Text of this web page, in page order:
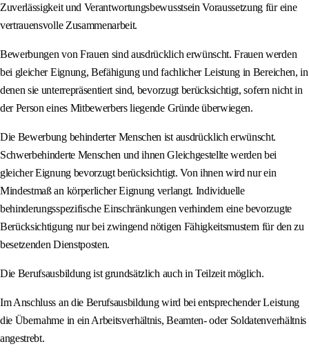
Zuverlässigkeit und Verantwortungsbewusstsein Voraussetzung für eine
vertrauensvolle Zusammenarbeit.
Bewerbungen von Frauen sind ausdrücklich erwünscht. Frauen werden
bei gleicher Eignung, Befähigung und fachlicher Leistung in Bereichen, in
denen sie unterrepräsentiert sind, bevorzugt berücksichtigt, sofern nicht in
der Person eines Mitbewerbers liegende Gründe überwiegen.
Die Bewerbung behinderter Menschen ist ausdrücklich erwünscht.
Schwerbehinderte Menschen und ihnen Gleichgestellte werden bei
gleicher Eignung bevorzugt berücksichtigt. Von ihnen wird nur ein
Mindestmaß an körperlicher Eignung verlangt. Individuelle
behinderungsspezifische Einschränkungen verhindern eine bevorzugte
Berücksichtigung nur bei zwingend nötigen Fähigkeitsmustern für den zu
besetzenden Dienstposten.
Die Berufsausbildung ist grundsätzlich auch in Teilzeit möglich.
Im Anschluss an die Berufsausbildung wird bei entsprechender Leistung
die Übernahme in ein Arbeitsverhältnis, Beamten- oder Soldatenverhältnis
angestrebt.